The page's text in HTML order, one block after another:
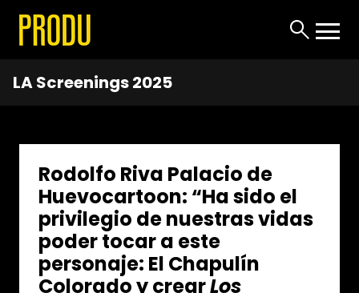
LA Screenings 2025
Rodolfo Riva Palacio de
Huevocartoon: “Ha sido el
privilegio de nuestras vidas
poder tocar a este
personaje: El Chapulín
Colorado y crearLos